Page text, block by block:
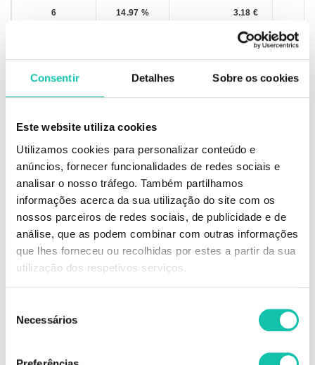
Consentir Detalhes Sobre os cookies
Este website utiliza cookies
Utilizamos cookies para personalizar conteúdo e
anúncios, fornecer funcionalidades de redes sociais e
analisar o nosso tráfego. Também partilhamos
informações acerca da sua utilização do site com os
nossos parceiros de redes sociais, de publicidade e de
análise, que as podem combinar com outras informações
que lhes forneceu ou recolhidas por estes a partir da sua
utilização dos respetivos serviços.
Necessários
6 14.97 % 3.18 €
DESCRIÇÃO
hidrogenado, permite-lhe uma coloração com óptimos resultados:
100% de cobertura de cinzas;
Cor luminosa e intensa;
Comprar Coloração IZ Color Energy IAN ZACHARY MELHOR PREÇO |